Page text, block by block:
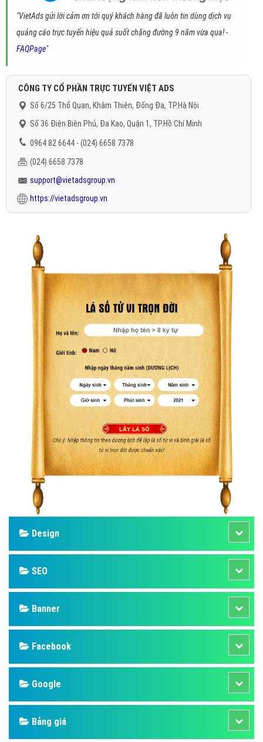
"VietAds gửi lời cảm ơn tới quý khách hàng đã luôn tin dùng dịch vụ
quảng cáo trực tuyến hiệu quả suốt chặng đường 9 năm vừa qua! -
FAQPage"
CÔNG TY CỔ PHẦN TRỰC TUYẾN VIỆT ADS
Số 6/25 Thổ Quan, Khâm Thiên, Đống Đa, TP.Hà Nội
Số 36 Điện Biên Phủ, Đa Kao, Quận 1, TP.Hồ Chí Minh
0964 82 6644 - (024) 6658 7378
(024) 6658 7378
support@vietadsgroup.vn
https://vietadsgroup.vn
Design
SEO
Banner
Facebook
Google
Bảng giá